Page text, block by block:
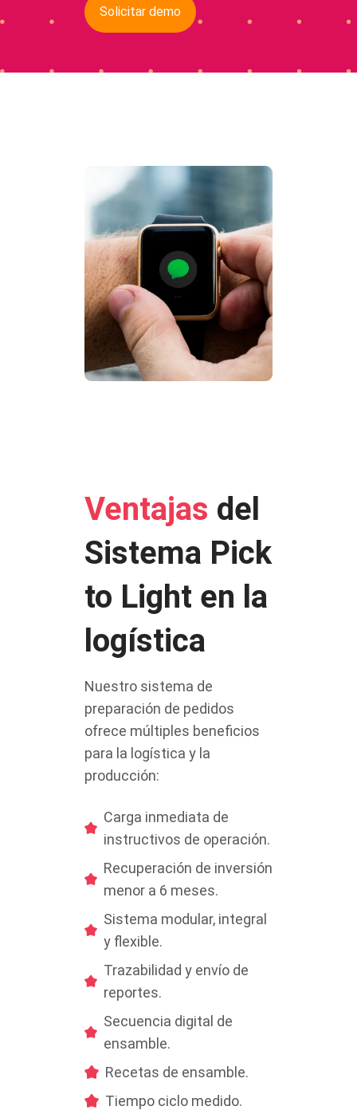
Solicitar demo
Ventajas del
Sistema Pick
to Light en la
logística
Nuestro sistema de
preparación de pedidos
ofrece múltiples beneficios
para la logística y la
producción:
Carga inmediata de
instructivos de operación.
Recuperación de inversión
menor a 6 meses.
Sistema modular, integral
y flexible.
Trazabilidad y envío de
reportes.
Secuencia digital de
ensamble.
Recetas de ensamble.
Tiempo ciclo medido.